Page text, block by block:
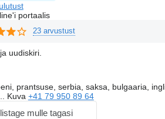
portaalis
23 arvustust
uudiskiri.
prantsuse, serbia, saksa, bulgaaria,
Kuva +41 79 950 89 64
mulle tagasi